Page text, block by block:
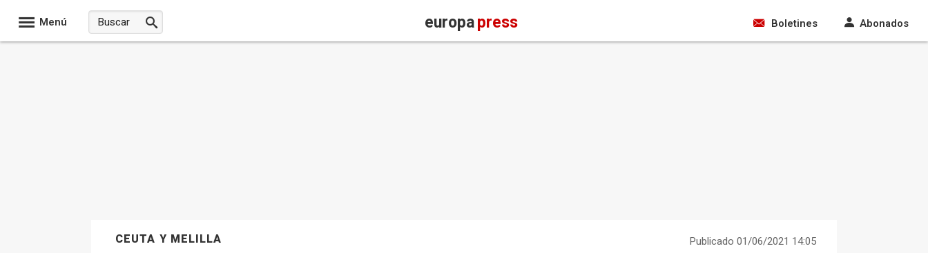
Menú europapress Boletines Abonados
CEUTA Y MELILLA Publicado 01/06/2021 14:05